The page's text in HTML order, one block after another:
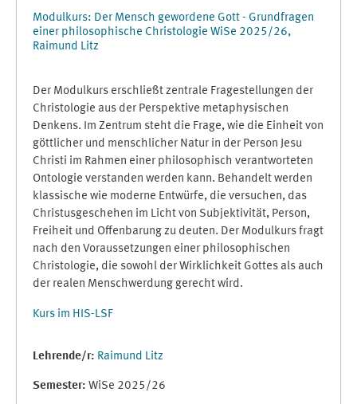
Modulkurs: Der Mensch gewordene Gott - Grundfragen
einer philosophische Christologie WiSe 2025/26,
Raimund Litz
Der Modulkurs erschließt zentrale Fragestellungen der
Christologie aus der Perspektive metaphysischen
Denkens. Im Zentrum steht die Frage, wie die Einheit von
göttlicher und menschlicher Natur in der Person Jesu
Christi im Rahmen einer philosophisch verantworteten
Ontologie verstanden werden kann. Behandelt werden
klassische wie moderne Entwürfe, die versuchen, das
Christusgeschehen im Licht von Subjektivität, Person,
Freiheit und Offenbarung zu deuten. Der Modulkurs fragt
nach den Voraussetzungen einer philosophischen
Christologie, die sowohl der Wirklichkeit Gottes als auch
der realen Menschwerdung gerecht wird.
Kurs im HIS-LSF
Lehrende/r: Raimund Litz
Semester: WiSe 2025/26